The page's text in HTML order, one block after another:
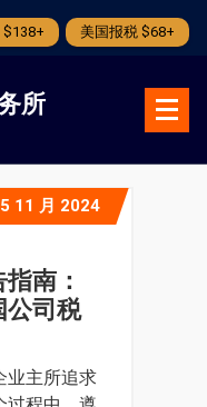
美国报税 $68+
所
11 月 2024
南：
公司税
业主所追求